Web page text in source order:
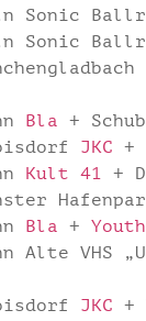
Sonic
Sonic
Bla +
JKC +
Kult 41 +
Bla +
Alte VHS
JKC +